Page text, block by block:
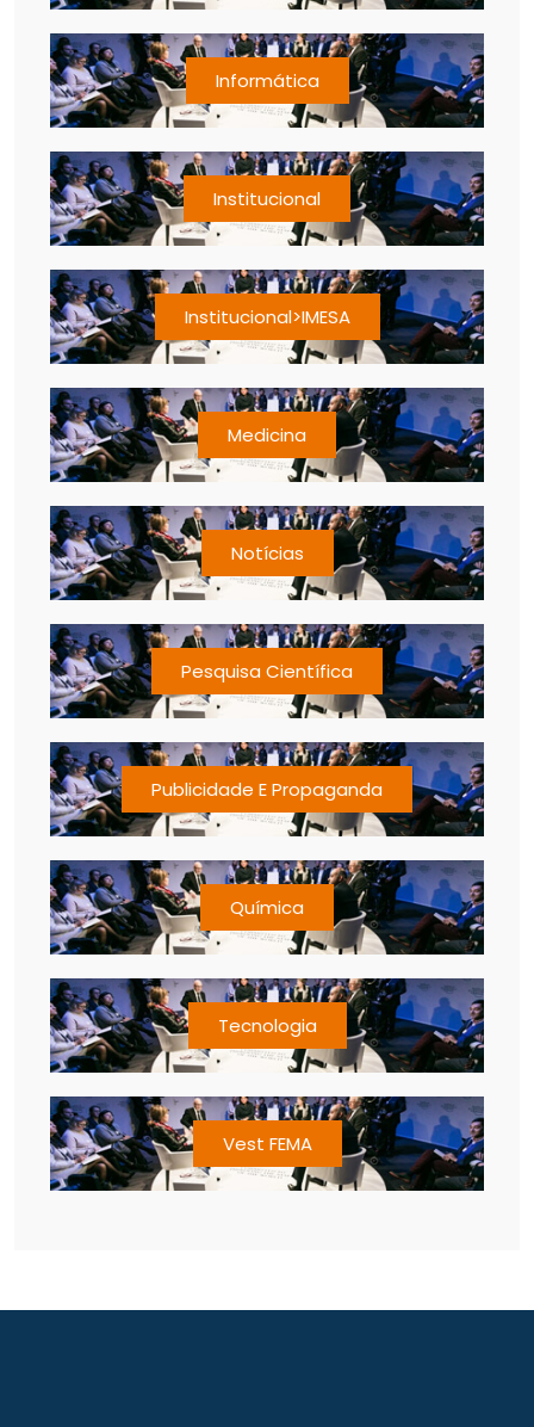
Informática
Institucional
Institucional>IMESA
Medicina
Notícias
Pesquisa Científica
Publicidade E Propaganda
Química
Tecnologia
Vest FEMA